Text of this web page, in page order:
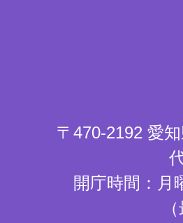
〒470-2192 愛
開庁時間：月